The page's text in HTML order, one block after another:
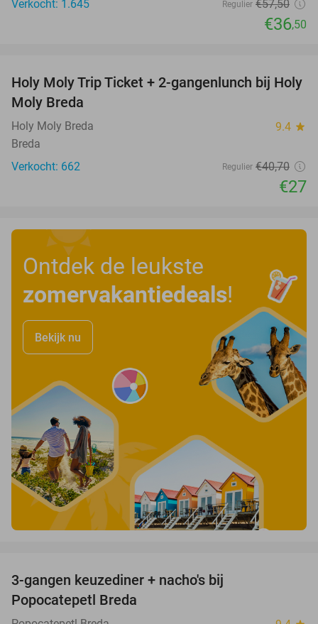
Verkocht: 1.645
Regulier €57,50
€36,50
34%
Holy Moly Trip Ticket + 2-gangenlunch bij Holy
Moly Breda
Holy Moly Breda 9.4 star
Breda
Verkocht: 662
Regulier €40,70
€27
Ontdek de leukste
zomervakantiedeals!
Bekijk nu
3-gangen keuzediner + nacho's bij
Popocatepetl Breda